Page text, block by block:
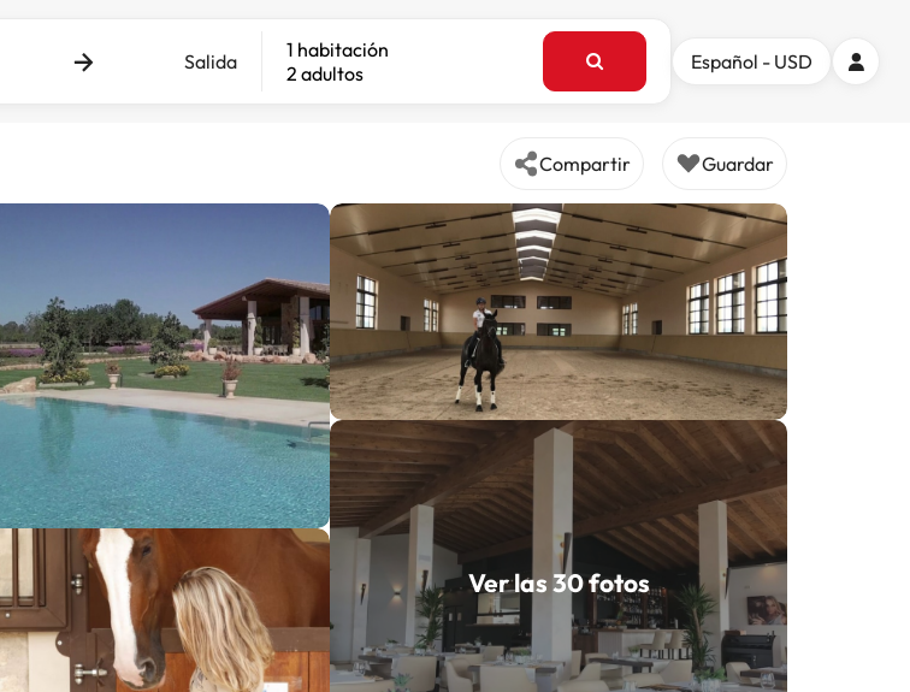
Salida
1 habitación
2 adultos
Español - USD
Compartir Guardar
Ver las 30 fotos